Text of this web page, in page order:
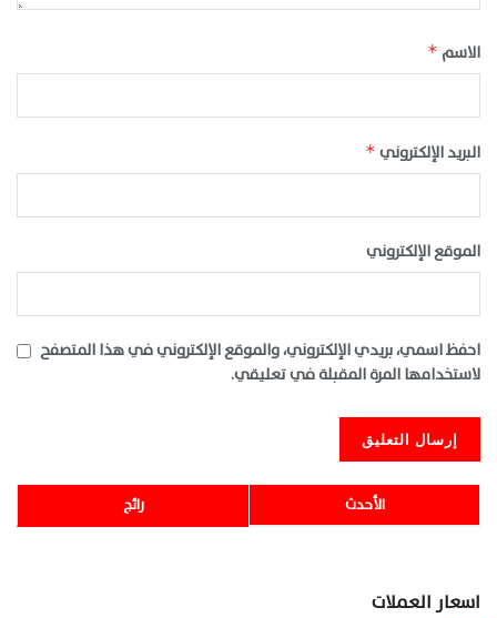
الاسم *
البريد الإلكتروني *
الموقع الإلكتروني
احفظ اسمي، بريدي الإلكتروني، والموقع الإلكتروني في هذا المتصفح
لاستخدامها المرة المقبلة في تعليقي.
رائج الأحدث
اسعار العملات